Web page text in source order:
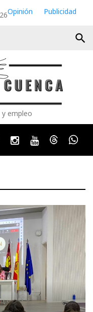
Opinión
Publicidad
search
empleo
TwitterInstagram
YoutubeThreads